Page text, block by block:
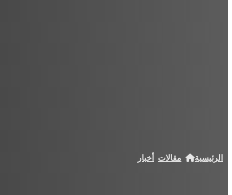
الرئيسية مقالات أخبار